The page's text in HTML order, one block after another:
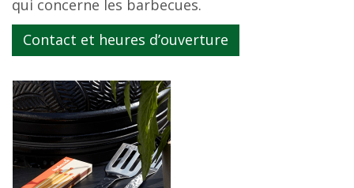
qui concerne les barbecues.
Contact et heures d’ouverture